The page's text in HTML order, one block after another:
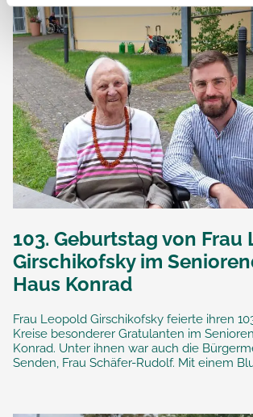
103. Geburtstag von Frau
Girschikofsky im
Haus Konrad
Frau Leopold Girschikofsky feierte ihren
Kreise besonderer Gratulanten im
Konrad. Unter ihnen war auch die
Senden, Frau Schäfer-Rudolf. Mit einem